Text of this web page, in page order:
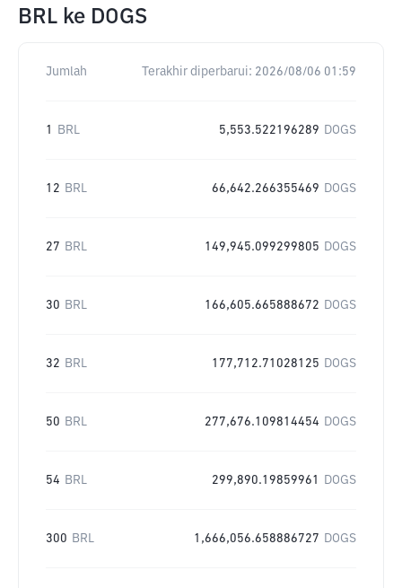
BRL ke DOGS
Jumlah Terakhir diperbarui: 2026/08/06 01:59
1 BRL 5,553.522196289 DOGS
12 BRL 66,642.266355469 DOGS
27 BRL 149,945.099299805 DOGS
30 BRL 166,605.665888672 DOGS
32 BRL 177,712.71028125 DOGS
50 BRL 277,676.109814454 DOGS
54 BRL 299,890.19859961 DOGS
300 BRL 1,666,056.658886727 DOGS